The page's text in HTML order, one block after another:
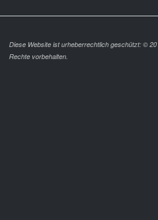
Diese Website ist urheberrechtlich geschützt: ©
Rechte vorbehalten.